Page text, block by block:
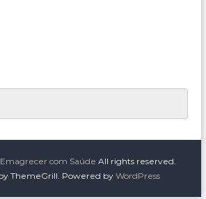
Emagrecer com Saúde All rights reserved.
by ThemeGrill. Powered by WordPress